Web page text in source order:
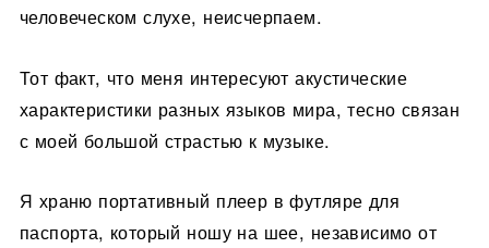
человеческом слухе, неисчерпаем.
Тот факт, что меня интересуют акустические
характеристики разных языков мира, тесно связан
с моей большой страстью к музыке.
Я храню портативный плеер в футляре для
паспорта, который ношу на шее, независимо от